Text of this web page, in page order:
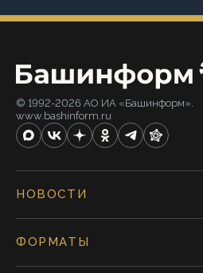
© 1992-2026 АО ИА «Башинформ».
www.bashinform.ru
НОВОСТИ
ФОРМАТЫ